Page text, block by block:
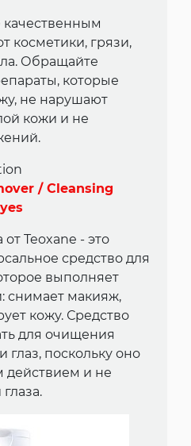
косметики, грязи,
Обращайте
которые
не нарушают
кожи и не
/ Cleansing
Teoxane - это
средство для
выполняет
снимает макияж,
кожу. Средство
для очищения
глаз, поскольку оно
действием и не